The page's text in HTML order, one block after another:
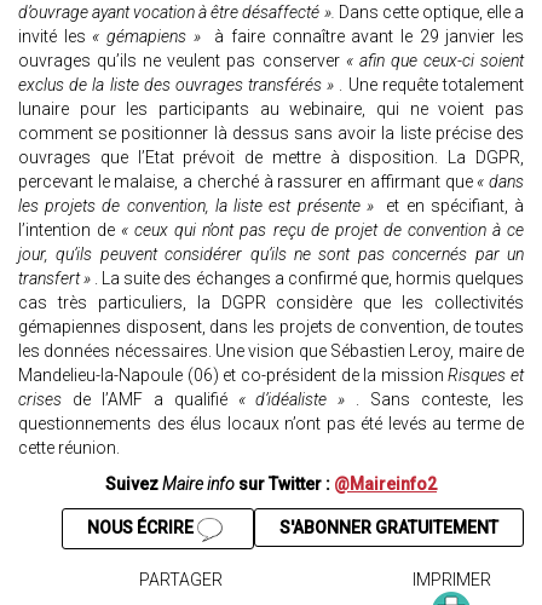
d’ouvrage ayant vocation à être désaffecté ». Dans cette optique, elle a
invité les « gémapiens »
à faire connaître avant le 29 janvier les
ouvrages qu’ils ne veulent pas conserver« afin que ceux-ci soient
exclus de la liste des ouvrages transférés » . Une requête totalement
lunaire pour les participants au webinaire, qui ne voient pas
comment se positionner là dessus sans avoir la liste précise des
ouvrages que l’Etat prévoit de mettre à disposition. La DGPR,
percevant le malaise, a cherché à rassurer en affirmant que« dans
les projets de convention, la liste est présente »
et en spécifiant, à
l’intention de « ceux qui n’ont pas reçu de projet de convention à ce
jour, qu’ils peuvent considérer qu’ils ne sont pas concernés par un
transfert » . La suite des échanges a confirmé que, hormis quelques
cas très particuliers, la DGPR considère que les collectivités
gémapiennes disposent, dans les projets de convention, de toutes
les données nécessaires. Une vision que Sébastien Leroy, maire de
Mandelieu-la-Napoule (06) et co-président de la missionRisques et
crises de l’AMF a qualifié « d’idéaliste » . Sans conteste, les
questionnements des élus locaux n’ont pas été levés au terme de
cette réunion.
SuivezMaire info sur Twitter : @Maireinfo2
S'ABONNER GRATUITEMENT
NOUS ÉCRIRE
PARTAGER IMPRIMER